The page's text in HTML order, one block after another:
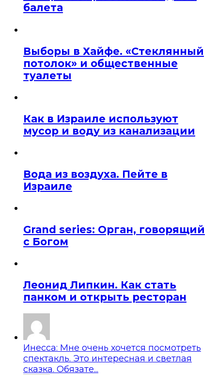
балета
Выборы в Хайфе. «Стеклянный
потолок» и общественные
туалеты
Как в Израиле используют
мусор и воду из канализации
Вода из воздуха. Пейте в
Израиле
Grand series: Орган, говорящий
с Богом
Леонид Липкин. Как стать
панком и открыть ресторан
Инесса: Мне очень хочется посмотреть
спектакль. Это интересная и светлая
сказка. Обязате...